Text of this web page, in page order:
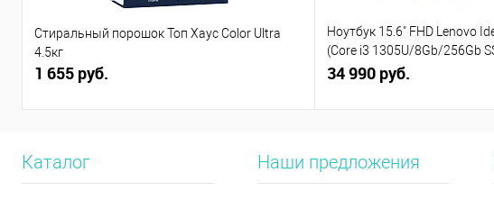
Стиральный порошок Топ Хаус Color Ultra
4.5кг
1 655 руб.
Ноутбук 15.6" FHD Lenovo
(Core i3 1305U/8Gb/256Gb
(82X7004BPS)
34 990 руб.
Каталог Наши предложения